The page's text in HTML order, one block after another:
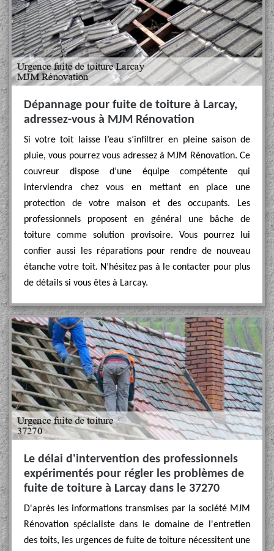
Dépannage pour fuite de toiture à Larcay,
adressez-vous à MJM Rénovation
Si votre toit laisse l’eau s’infiltrer en pleine saison de
pluie, vous pourrez vous adressez à MJM Rénovation. Ce
couvreur dispose d’une équipe compétente qui
interviendra chez vous en mettant en place une
protection de votre maison et des occupants. Les
professionnels proposent en général une bâche de
toiture comme solution provisoire. Vous pourrez lui
confier aussi les réparations pour rendre de nouveau
étanche votre toit. N’hésitez pas à le contacter pour plus
de détails si vous êtes à Larcay.
Le délai d'intervention des professionnels
expérimentés pour régler les problèmes de
fuite de toiture à Larcay dans le 37270
D'après les informations transmises par la société MJM
Rénovation spécialiste dans le domaine de l'entretien
des toits, les urgences de fuite de toiture nécessitent une